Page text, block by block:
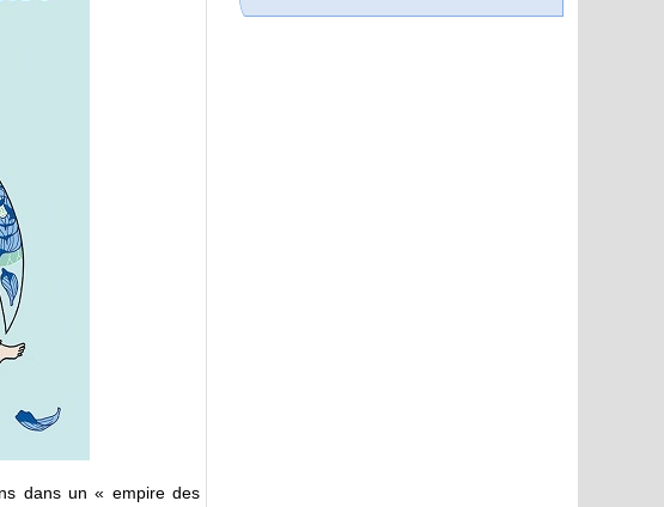
dans un « empire des